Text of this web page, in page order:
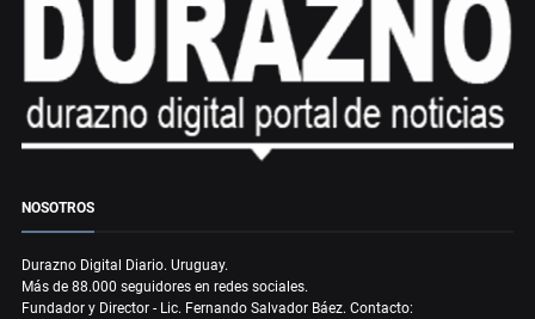
NOSOTROS
Durazno Digital Diario. Uruguay.
Más de 88.000 seguidores en redes sociales.
Fundador y Director - Lic. Fernando Salvador Báez. Contacto: